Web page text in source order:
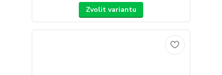
Zvolit variantu